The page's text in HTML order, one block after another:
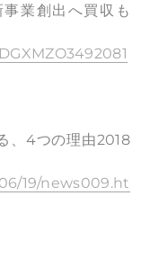
業創出へ買収も
、4つの理由2018
19/news009.ht